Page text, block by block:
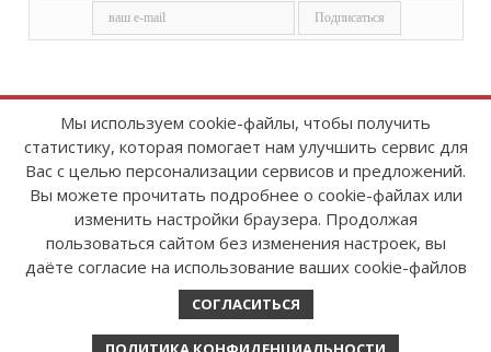
Copyright © 2008-2026FinanceTimes
Зарегистрировано в Роскомнадзоре
Свидетельство о регистрации СМИ:
серия Эл № ФС77-86300 от 10 ноября 2023 г
Мы используем cookie-файлы, чтобы получить
статистику, которая помогает нам улучшить сервис для
Вас с целью персонализации сервисов и предложений.
Вы можете прочитать подробнее о cookie-файлах или
изменить настройки браузера. Продолжая
пользоваться сайтом без изменения настроек, вы
даёте согласие на использование ваших cookie-файлов
СОГЛАСИТЬСЯ